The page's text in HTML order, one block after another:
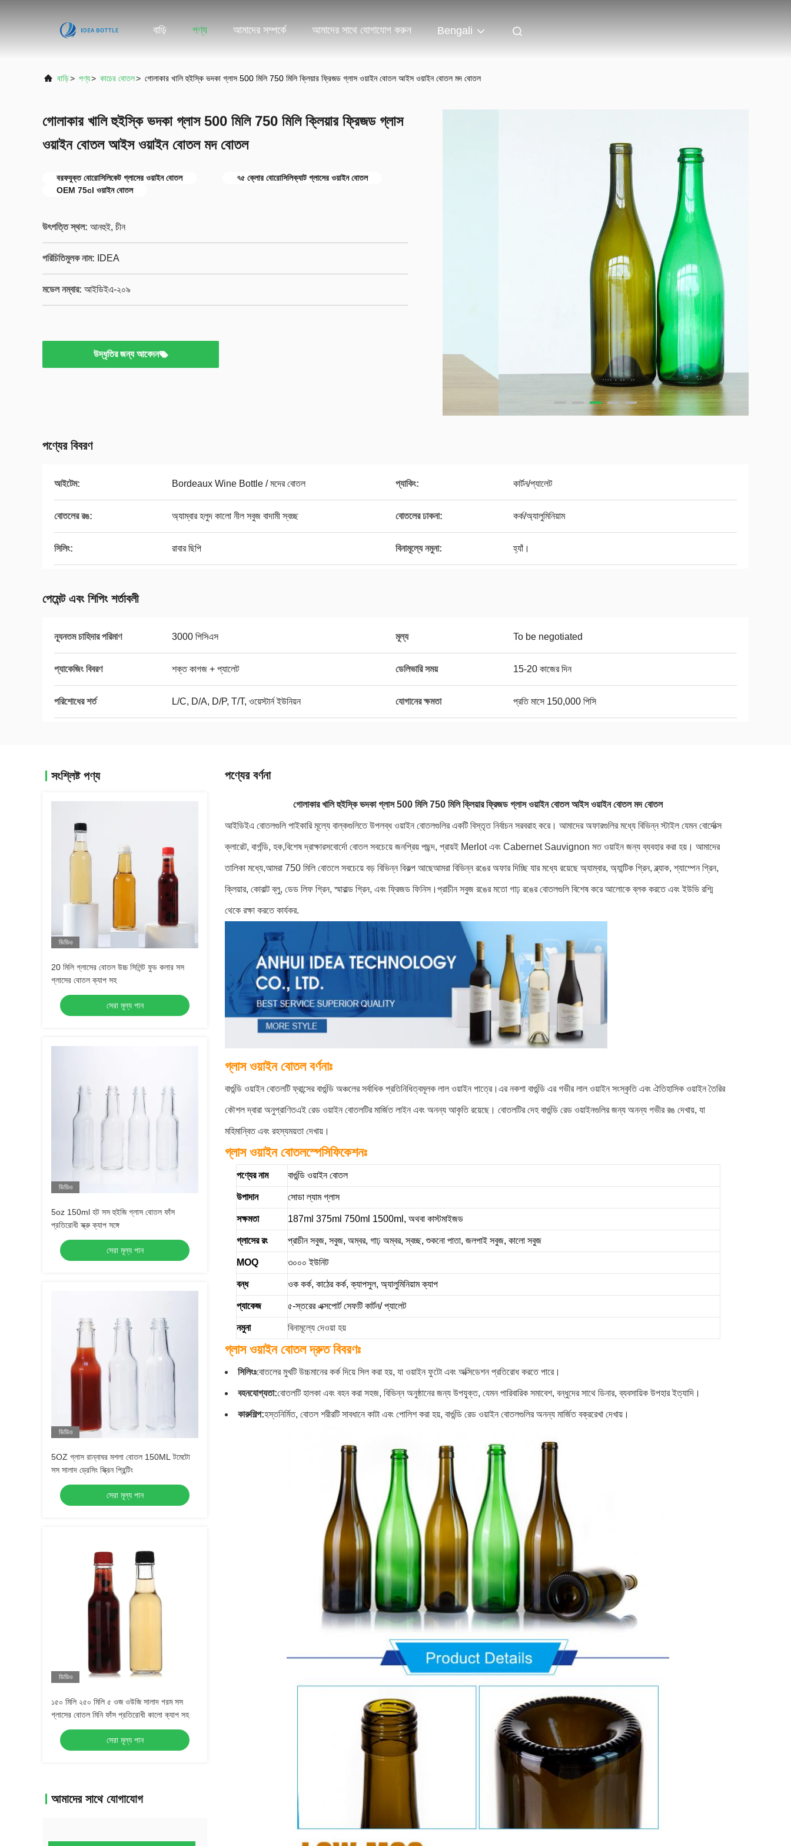
বাড়ি পণ্য আমাদের সম্পর্কে আমাদের সাথে যোগাযোগ করুন Bengali
বাড়ি> পণ্য> কাচের বোতল> গোলাকার খালি হুইস্কি ভদকা গ্লাস 500 মিলি 750 মিলি ক্লিয়ার ফ্রিজড গ্লাস ওয়াইন বোতল আইস ওয়াইন বোতল মদ বোতল
গোলাকার খালি হুইস্কি ভদকা গ্লাস 500 মিলি 750 মিলি ক্লিয়ার ফ্রিজড গ্লাস
ওয়াইন বোতল আইস ওয়াইন বোতল মদ বোতল
বরফযুক্ত বোরোসিলিকেট গ্লাসের ওয়াইন বোতল
৭৫ ক্লোর বোরোসিলিক্যাট গ্লাসের ওয়াইন বোতল
OEM 75cl ওয়াইন বোতল
উৎপত্তি স্থল: আনহুই, চীন
পরিচিতিমুলক নাম: IDEA
মডেল নম্বার: আইডিইএ-২০৯
উদ্ধৃতির জন্য আবেদন
পণ্যের বিবরণ
আইটেম: Bordeaux Wine Bottle / মদের বোতল প্যাকিং: কার্টন/প্যালেট
বোতলের রঙ: অ্যাম্বার হলুদ কালো নীল সবুজ বাদামী স্বচ্ছ বোতলের ঢাকনা: কর্ক/অ্যালুমিনিয়াম
সিলিং: রাবার ছিপি বিনামূল্যে নমুনা: হ্যাঁ।
পেমেন্ট এবং শিপিং শর্তাবলী
ন্যূনতম চাহিদার পরিমাণ 3000 পিসিএস মূল্য To be negotiated
প্যাকেজিং বিবরণ শক্ত কাগজ + প্যালেট ডেলিভারি সময় 15-20 কাজের দিন
পরিশোধের শর্ত L/C, D/A, D/P, T/T, ওয়েস্টার্ন ইউনিয়ন যোগানের ক্ষমতা প্রতি মাসে 150,000 পিসি
সংশ্লিষ্ট পণ্য
ভিডিও
20 মিলি গ্লাসের বোতল উচ্চ সিলিন্ট ফুড কলার সস
গ্লাসের বোতল ক্যাপ সহ
সেরা মূল্য পান
ভিডিও
5oz 150ml হট সস হুইজি গ্লাস বোতল ফাঁস
প্রতিরোধী স্ক্রু ক্যাপ সঙ্গে
সেরা মূল্য পান
ভিডিও
5OZ গ্লাস রান্নাঘর মশলা বোতল 150ML টমেটো
সস সালাদ ড্রেসিং স্ক্রিন প্রিন্টিং
সেরা মূল্য পান
ভিডিও
১৫০ মিলি ২৫০ মিলি ৫ ওজ ওউজি সালাদ গরম সস
গ্লাসের বোতল মিনি ফাঁস প্রতিরোধী কালো ক্যাপ সহ
সেরা মূল্য পান
আমাদের সাথে যোগাযোগ
পণ্যের বর্ণনা
গোলাকার খালি হুইস্কি ভদকা গ্লাস 500 মিলি 750 মিলি ক্লিয়ার ফ্রিজড গ্লাস ওয়াইন বোতল আইস ওয়াইন বোতল মদ বোতল
আইডিইএ বোতলগুলি পাইকারি মূল্যে বাল্কগুলিতে উপলব্ধ ওয়াইন বোতলগুলির একটি বিস্তৃত নির্বাচন সরবরাহ করে। আমাদের অফারগুলির মধ্যে বিভিন্ন স্টাইল যেমন বোর্দোক্স
ক্লারেট, বার্গন্ডি, হক,বিশেষ দ্রাক্ষারসবোর্দো বোতল সবচেয়ে জনপ্রিয় পছন্দ, প্রায়ই Merlot এবং Cabernet Sauvignon মত ওয়াইন জন্য ব্যবহার করা হয়। আমাদের
তালিকা মধ্যে,আমরা 750 মিলি বোতলে সবচেয়ে বড় বিভিন্ন বিকল্প আছেআমরা বিভিন্ন রঙের অফার দিচ্ছি যার মধ্যে রয়েছে অ্যাম্বার, অ্যান্টিক গ্রিন, ব্ল্যাক, শ্যাম্পেন গ্রিন,
ক্লিয়ার, কোবাল্ট ব্লু, ডেড লিফ গ্রিন, স্মারাল্ড গ্রিন, এবং ফ্রিজড ফিনিস।প্রাচীন সবুজ রঙের মতো গাঢ় রঙের বোতলগুলি বিশেষ করে আলোকে ব্লক করতে এবং ইউভি রশ্মি
থেকে রক্ষা করতে কার্যকর.
গ্লাস ওয়াইন বোতল বর্ণনাঃ
বার্গুন্ডি ওয়াইন বোতলটি ফ্রান্সের বার্গুন্ডি অঞ্চলের সর্বাধিক প্রতিনিধিত্বমূলক লাল ওয়াইন পাত্রে।এর নকশা বার্গুন্ডি এর গভীর লাল ওয়াইন সংস্কৃতি এবং ঐতিহাসিক ওয়াইন তৈরির
কৌশল দ্বারা অনুপ্রাণিতএই রেড ওয়াইন বোতলটির মার্জিত লাইন এবং অনন্য আকৃতি রয়েছে। বোতলটির দেহ বার্গুন্ডি রেড ওয়াইনগুলির জন্য অনন্য গভীর রঙ দেখায়, যা
মহিমান্বিত এবং রহস্যময়তা দেখায়।
গ্লাস ওয়াইন বোতলস্পেসিফিকেশনঃ
পণ্যের নাম বার্গুন্ডি ওয়াইন বোতল
উপাদান সোডা ল্যাম গ্লাস
সক্ষমতা 187ml 375ml 750ml 1500ml, অথবা কাস্টমাইজড
গ্লাসের রং প্রাচীন সবুজ, সবুজ, অম্বর, গাঢ় অম্বর, স্বচ্ছ, শুকনো পাতা, জলপাই সবুজ, কালো সবুজ
MOQ ৩০০০ ইউনিট
বন্ধ ওক কর্ক, কাঠের কর্ক, ক্যাপসুল, অ্যালুমিনিয়াম ক্যাপ
প্যাকেজ ৫-স্তরের এক্সপোর্ট সেফটি কার্টন/ প্যালেট
নমুনা বিনামূল্যে দেওয়া হয়
গ্লাস ওয়াইন বোতল দ্রুত বিবরণঃ
সিলিংঃবোতলের মুখটি উচ্চমানের কর্ক দিয়ে সিল করা হয়, যা ওয়াইন ফুটো এবং অক্সিডেশন প্রতিরোধ করতে পারে।
বহনযোগ্যতা:বোতলটি হালকা এবং বহন করা সহজ, বিভিন্ন অনুষ্ঠানের জন্য উপযুক্ত, যেমন পারিবারিক সমাবেশ, বন্ধুদের সাথে ডিনার, ব্যবসায়িক উপহার ইত্যাদি।
কারুশিল্প:হস্তনির্মিত, বোতল শরীরটি সাবধানে কাটা এবং পোলিশ করা হয়, বার্গুন্ডি রেড ওয়াইন বোতলগুলির অনন্য মার্জিত বক্ররেখা দেখায়।